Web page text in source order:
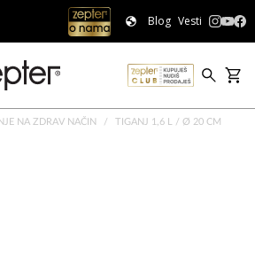
Blog Vesti
NA ZDRAV NAČIN TIGANJ 1,6 L / Ø 20 CM